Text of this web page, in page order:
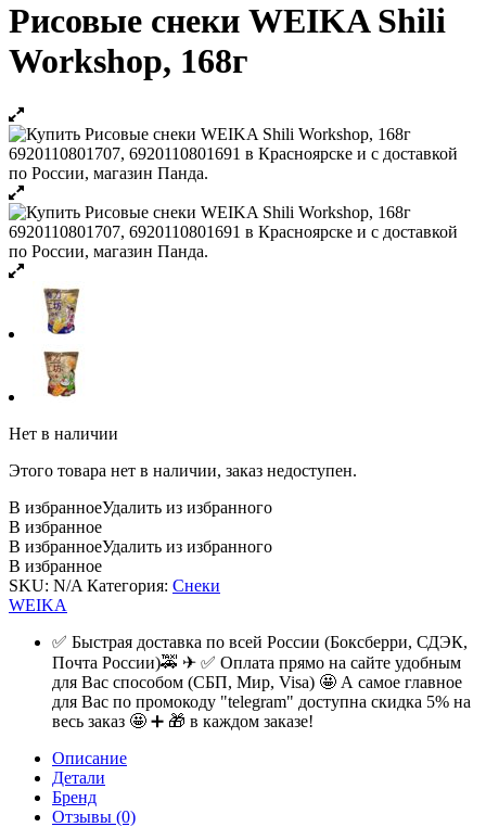
Рисовые снеки WEIKA Shili
Workshop, 168г
Нет в наличии
Этого товара нет в наличии, заказ недоступен.
В избранноеУдалить из избранного
В избранное
В избранноеУдалить из избранного
В избранное
SKU: N/A Категория: Снеки
WEIKA
✅ Быстрая доставка по всей России (Боксберри, СДЭК,
Почта России)🚕 ✈ ✅ Оплата прямо на сайте удобным
для Вас способом (СБП, Мир, Visa) 🤩 А самое главное
для Вас по промокоду "telegram" доступна скидка 5% на
весь заказ 🤩 ➕ 🎁 в каждом заказе!
Описание
Детали
Бренд
Отзывы (0)